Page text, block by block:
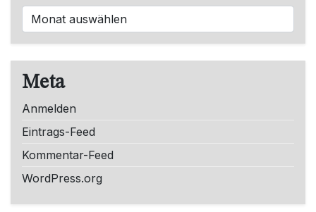
Meta
Anmelden
Eintrags-Feed
Kommentar-Feed
WordPress.org